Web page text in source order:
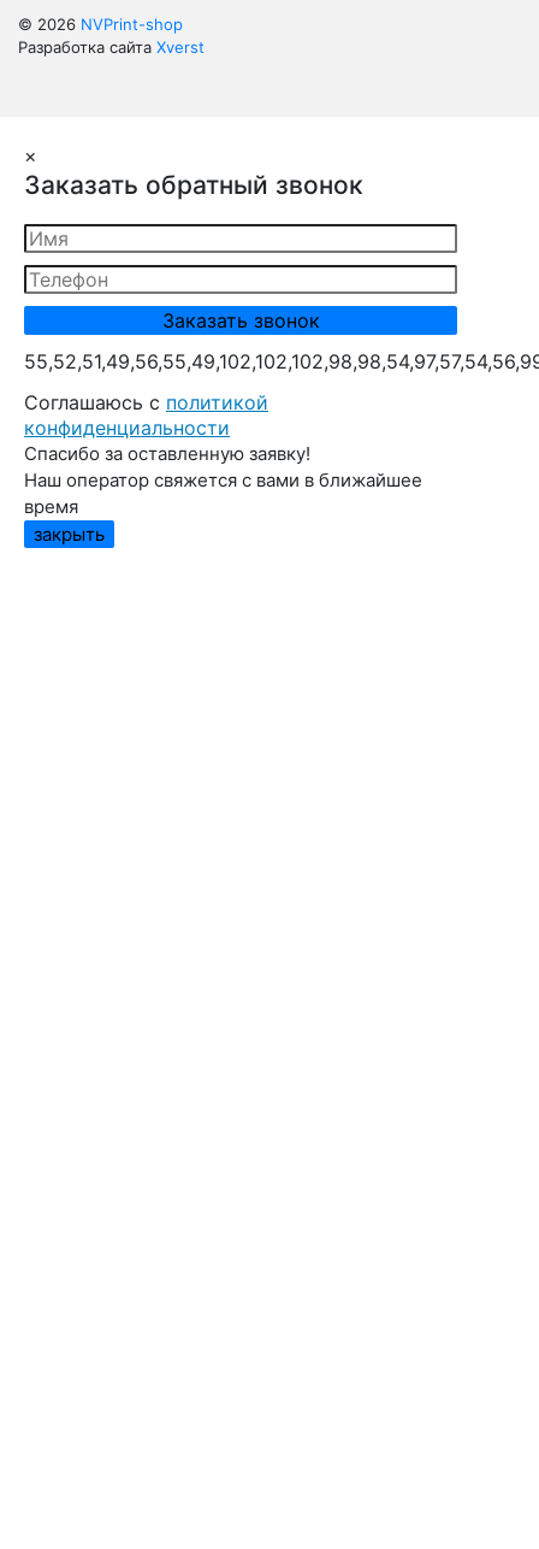
© 2026 NVPrint-shop
Разработка сайта Xverst
×
Заказать обратный звонок
Cоглашаюсь с политикой
конфиденциальности
Спасибо за оставленную заявку!
Наш оператор свяжется с вами в ближайшее
время
закрыть